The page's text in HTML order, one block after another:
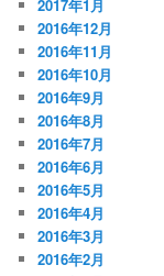
2017年1月
2016年12月
2016年11月
2016年10月
2016年9月
2016年8月
2016年7月
2016年6月
2016年5月
2016年4月
2016年3月
2016年2月